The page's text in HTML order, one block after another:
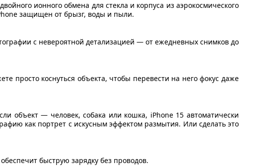
ионного обмена для стекла и корпуса из аэрокосмического
защищен от брызг, воды и пыли.
с невероятной детализацией — от ежедневных снимков до
просто коснуться объекта, чтобы перевести на него фокус даже
объект — человек, собака или кошка, iPhone 15 автоматически
как портрет с искусным эффектом размытия. Или сделать это
быструю зарядку без проводов.